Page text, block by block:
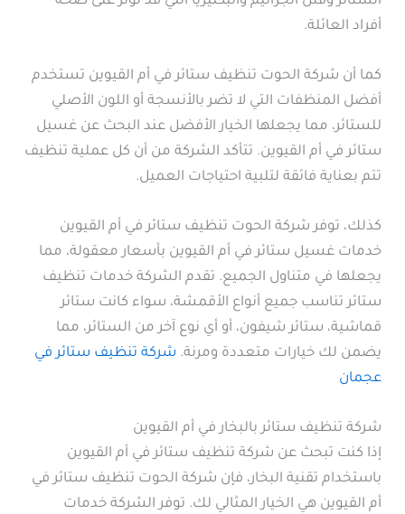
أفراد العائلة.
كما أن شركة الحوت تنظيف ستائر في أم القيوين تستخدم
أفضل المنظفات التي لا تضر بالأنسجة أو اللون الأصلي
للستائر، مما يجعلها الخيار الأفضل عند البحث عن غسيل
ستائر في أم القيوين. تتأكد الشركة من أن كل عملية تنظيف
تتم بعناية فائقة لتلبية احتياجات العميل.
كذلك، توفر شركة الحوت تنظيف ستائر في أم القيوين
خدمات غسيل ستائر في أم القيوين بأسعار معقولة، مما
يجعلها في متناول الجميع. تقدم الشركة خدمات تنظيف
ستائر تناسب جميع أنواع الأقمشة، سواء كانت ستائر
قماشية، ستائر شيفون، أو أي نوع آخر من الستائر، مما
يضمن لك خيارات متعددة ومرنة. شركة تنظيف ستائر في
عجمان
شركة تنظيف ستائر بالبخار في أم القيوين
إذا كنت تبحث عن شركة تنظيف ستائر في أم القيوين
باستخدام تقنية البخار، فإن شركة الحوت تنظيف ستائر في
أم القيوين هي الخيار المثالي لك. توفر الشركة خدمات